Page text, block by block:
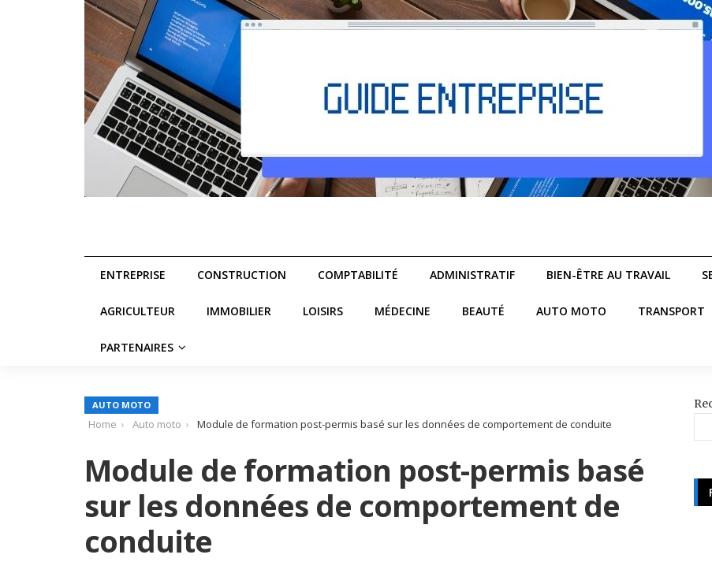
ENTREPRISE CONSTRUCTION COMPTABILITÉ ADMINISTRATIF BIEN-ÊTRE AU TRAVAIL
AGRICULTEUR IMMOBILIER LOISIRS MÉDECINE BEAUTÉ AUTO MOTO TRANSPORT
PARTENAIRES
AUTO MOTO
Home Auto moto Module de formation post-permis basé sur les données de comportement de conduite
Module de formation post-permis basé
sur les données de comportement de
conduite